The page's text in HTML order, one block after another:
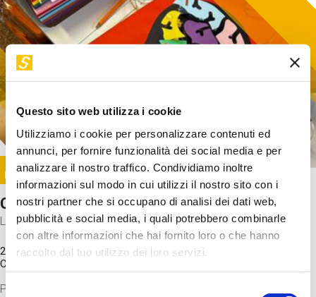
Questo sito web utilizza i cookie
Utilizziamo i cookie per personalizzare contenuti ed
annunci, per fornire funzionalità dei social media e per
analizzare il nostro traffico. Condividiamo inoltre
informazioni sul modo in cui utilizzi il nostro sito con i
nostri partner che si occupano di analisi dei dati web,
pubblicità e social media, i quali potrebbero combinarle
con altre informazioni che hai fornito loro o che hanno
raccolto dal tuo utilizzo dei loro servizi.
Selezione
Image
SUNDAY@STEP
Come funziona il cervello?
Laboratorio
20 Set 2026 / 11:15 - 13:00
Costo
Proveremo a costruire un cervello in cartoncino cercando di